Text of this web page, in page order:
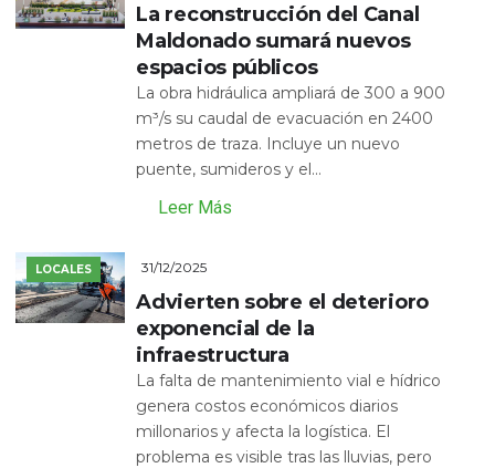
La reconstrucción del Canal
Maldonado sumará nuevos
espacios públicos
La obra hidráulica ampliará de 300 a 900
m³/s su caudal de evacuación en 2400
metros de traza. Incluye un nuevo
puente, sumideros y el...
Leer Más
LOCALES 31/12/2025
Advierten sobre el deterioro
exponencial de la
infraestructura
La falta de mantenimiento vial e hídrico
genera costos económicos diarios
millonarios y afecta la logística. El
problema es visible tras las lluvias, pero